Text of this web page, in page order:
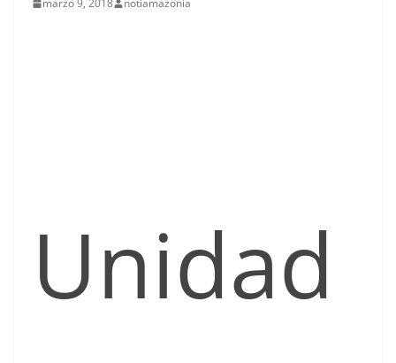
marzo 9, 2018 notiamazonia
Unidad